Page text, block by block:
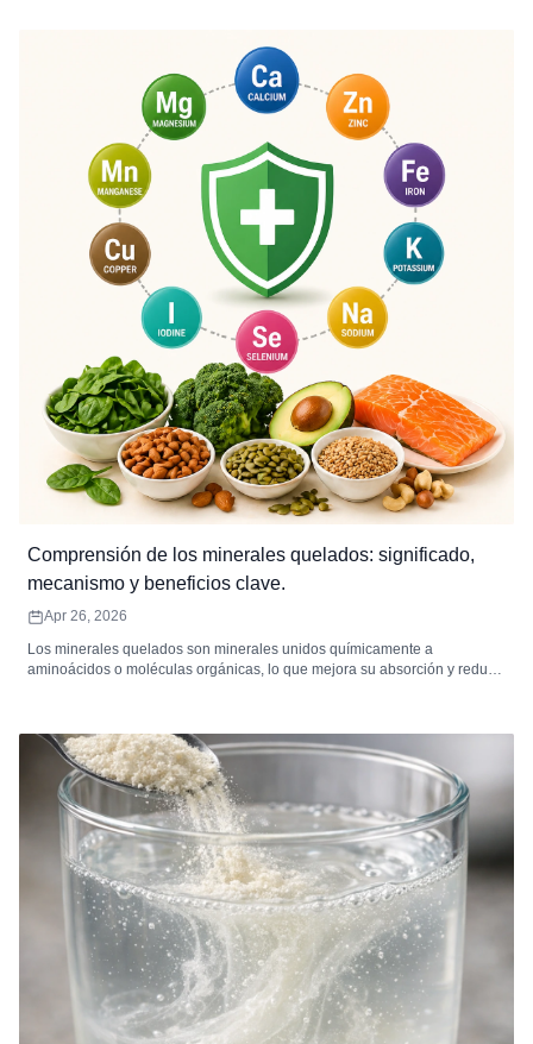
Comprensión de los minerales quelados: significado,
mecanismo y beneficios clave.
Apr 26, 2026
Los minerales quelados son minerales unidos químicamente a
aminoácidos o moléculas orgánicas, lo que mejora su absorción y reduce
clave como el metabolismo energético, la función inmunitaria, la salud
ósea y las reacciones enzimáticas. Los suplementos quelados de alta
calidad son ideales para personas con sensibilidad digestiva, mayores
necesidades de minerales o deficiencias nutricionales. Combinados con
una dieta equilibrada y un estilo de vida saludable, los minerales
quelados pueden mejorar la utilización de minerales y el bienestar
general.